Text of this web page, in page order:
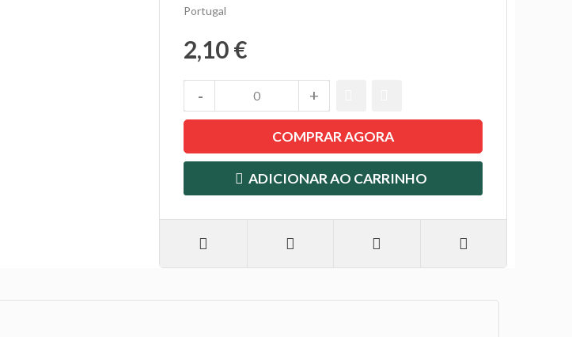
Portugal
2,10 €
COMPRAR AGORA
ADICIONAR AO CARRINHO